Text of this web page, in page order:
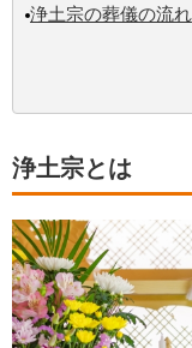
浄土宗の葬儀の流れ
浄土宗とは